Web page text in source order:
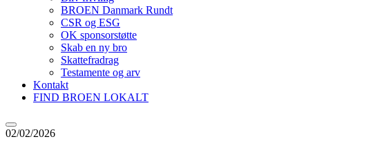
BROEN Danmark Rundt
CSR og ESG
OK sponsorstøtte
Skab en ny bro
Skattefradrag
Testamente og arv
Kontakt
FIND BROEN LOKALT
02/02/2026